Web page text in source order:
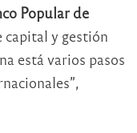
Popular de
y gestión
está varios pasos